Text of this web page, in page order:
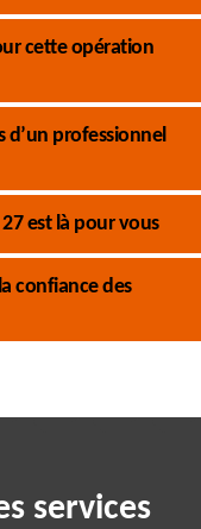
cette opération
d’un professionnel
est là pour vous
confiance des
services